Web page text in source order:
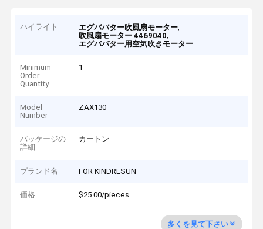
ハイライト エグババター吹風扇モーター,
吹風扇モーター 4469040,
エグババター用空気吹きモーター
Minimum
Order
Quantity
1
Model
Number
ZAX130
パッケージの
詳細
カートン
ブランド名 FOR KINDRESUN
価格 $25.00/pieces
多くを見て下さい